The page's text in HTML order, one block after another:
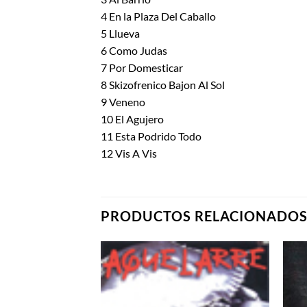
4 En la Plaza Del Caballo
5 Llueva
6 Como Judas
7 Por Domesticar
8 Skizofrenico Bajon Al Sol
9 Veneno
10 El Agujero
11 Esta Podrido Todo
12 Vis A Vis
PRODUCTOS RELACIONADOS